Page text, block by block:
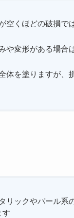
空くほどの破損で
や変形がある場合
を塗りますが、
ックやパール系
す